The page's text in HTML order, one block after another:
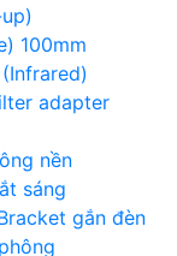
100mm
adapter
nền
sáng
gắn đèn